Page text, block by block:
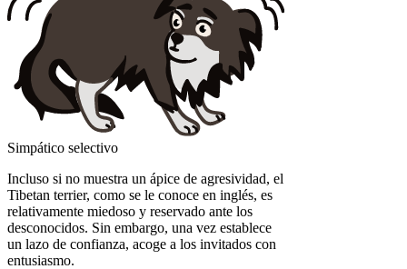
Simpático selectivo
Incluso si no muestra un ápice de agresividad, el
Tibetan terrier, como se le conoce en inglés, es
relativamente miedoso y reservado ante los
desconocidos. Sin embargo, una vez establece
un lazo de confianza, acoge a los invitados con
entusiasmo.